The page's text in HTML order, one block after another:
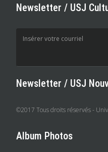
Newsletter / USJ
Newsletter / USJ
©2017 Tous droits réservés -
Album Photos